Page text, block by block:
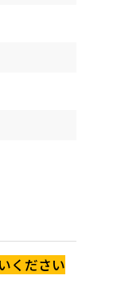
ください